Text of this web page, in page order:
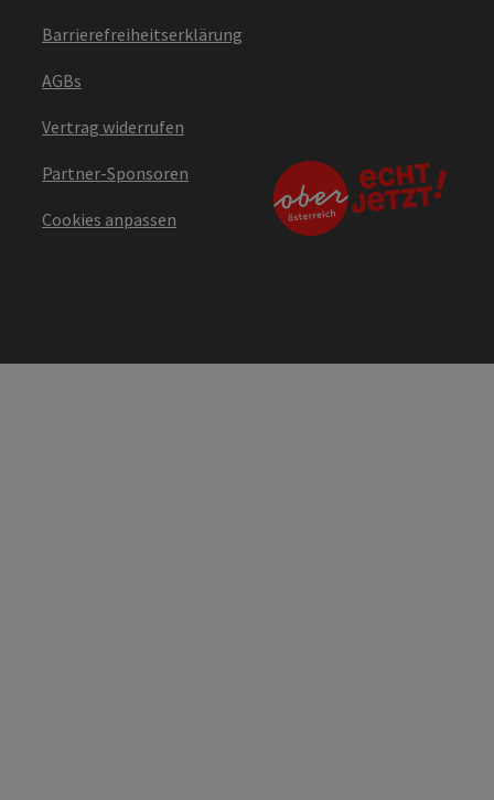
Barrierefreiheitserklärung
AGBs
Vertrag widerrufen
Partner-Sponsoren
Cookies anpassen